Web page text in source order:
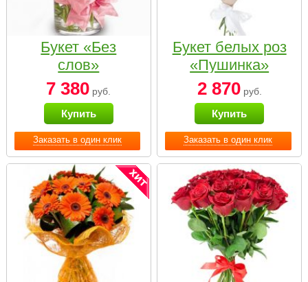
Заказать в один клик
Букет «Без
слов»
7 380 руб.
Купить
Заказать в один клик
Букет белых роз
«Пушинка»
2 870руб.
Купить